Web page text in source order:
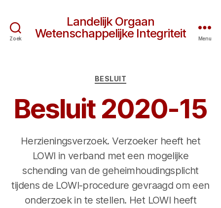
Zoek
Landelijk Orgaan
Wetenschappelijke Integriteit
Menu
Categorieën
BESLUIT
Besluit 2020-15
Herzieningsverzoek. Verzoeker heeft het
LOWI in verband met een mogelijke
schending van de geheimhoudingsplicht
tijdens de LOWI-procedure gevraagd om een
onderzoek in te stellen. Het LOWI heeft